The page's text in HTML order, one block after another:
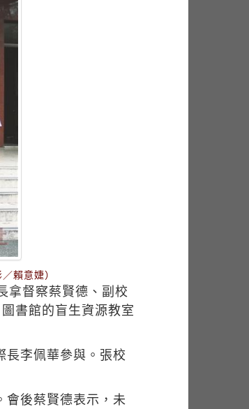
賴意婕）
拿督察蔡賢德、副校
書館的盲生資源教室
長李佩華參與。張校
會後蔡賢德表示，未